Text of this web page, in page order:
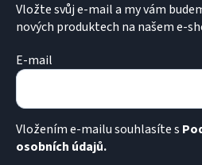
Vložte svůj e-mail a my vám
nových produktech na našem e-
E-mail
Vložením e-mailu souhlasíte s
osobních údajů.